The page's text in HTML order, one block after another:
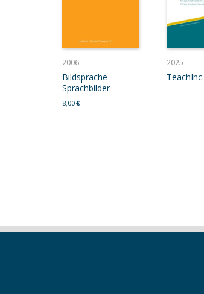
2006
Bildsprache –
Sprachbilder
8,00€
2025
TeachInc.